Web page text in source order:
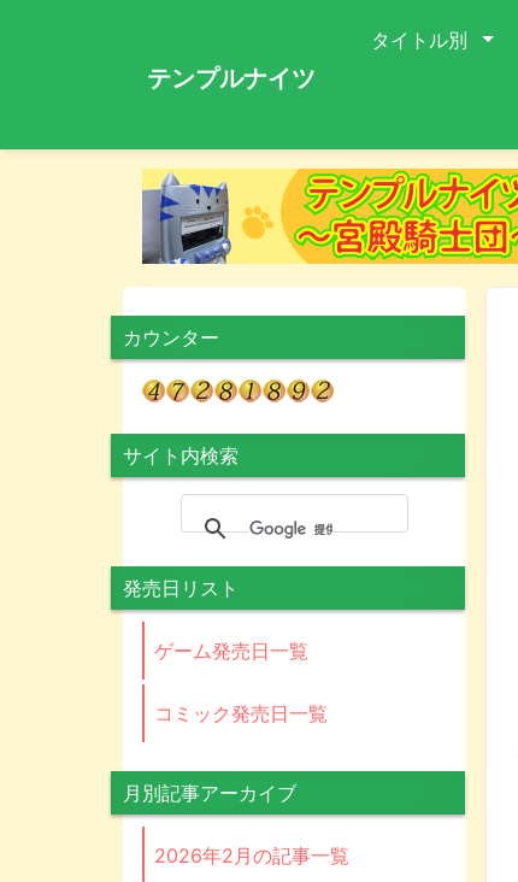
テンプルナイツ
タイトル別
カウンター
サイト内検索
発売日リスト
ゲーム発売日一覧
コミック発売日一覧
月別記事アーカイブ
2026年2月の記事一覧